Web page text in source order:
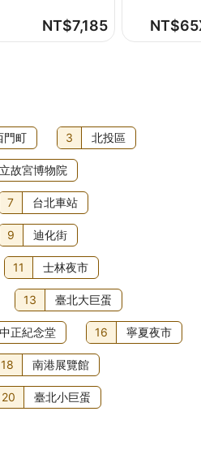
人約 TWD770 到 770，兒童約
的項目。這些費用和押金可能不含
可以享受飯店的客房餐點服務 (有
解渴，您可以到酒吧/酒廊點一杯您
至 10:00 和週末 07:00 至 10:00
餐。
NT$7,185 NT$
門町 3 北投區
故宮博物院
7 台北車站
9 迪化街
11 士林夜市
13 臺北大巨蛋
中正紀念堂 16 寧夏夜市
18 南港展覽館
20 臺北小巨蛋